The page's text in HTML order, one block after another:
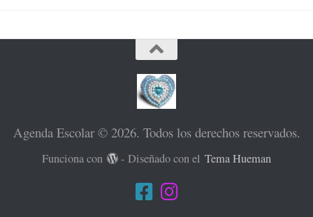
Agenda Escolar © 2026. Todos los derechos reservados.
Funciona con - Diseñado con elTema Hueman